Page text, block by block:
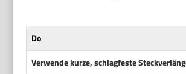
Do
Verwende kurze, schlagfeste